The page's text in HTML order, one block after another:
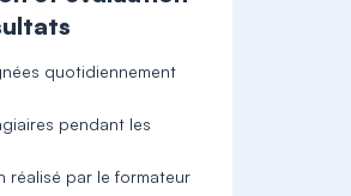
quotidiennement
pendant les
réalisé par le formateur